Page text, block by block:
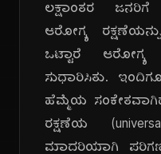
ಲಕ್ಷಾಂತರ
ಆರೋಗ್ಯ
ಒಟ್ಟಾರೆ ಆರೋಗ್ಯ
ಸುಧಾರಿಸಿತು.
ಹೆಮ್ಮೆಯ
ರಕ್ಷಣೆಯ
ಮಾದರಿಯಾಗಿ